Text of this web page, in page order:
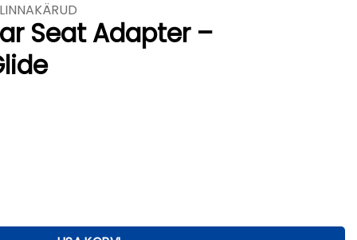
LINNAKÄRUD
Seat Adapter –
- Glide/Urban Glide kogus